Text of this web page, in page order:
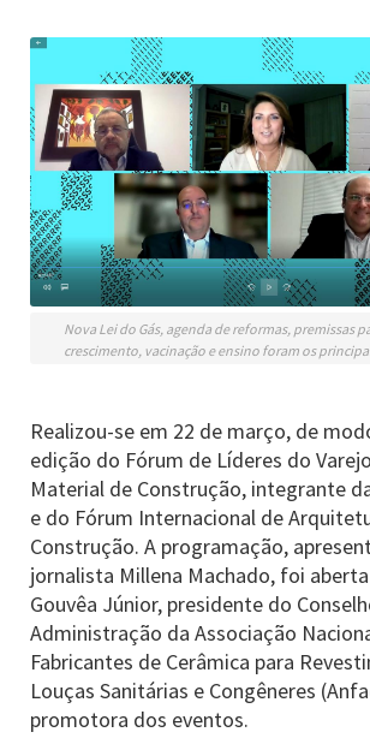
Nova Lei do Gás, agenda de reformas, premissas
crescimento, vacinação e ensino foram os
Realizou-se em 22 de março, de
edição do Fórum de Líderes do
Material de Construção, integrante
e do Fórum Internacional de
Construção. A programação,
jornalista Millena Machado, foi
Gouvêa Júnior, presidente do
Administração da Associação
Fabricantes de Cerâmica para
Louças Sanitárias e Congêneres
promotora dos eventos.